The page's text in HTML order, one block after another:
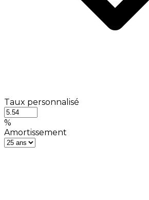
Taux personnalisé
%
Amortissement